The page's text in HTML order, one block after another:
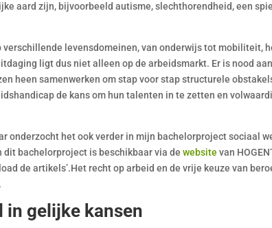
aard zijn, bijvoorbeeld autisme, slechthorendheid, een
levensdomeinen, van onderwijs tot mobiliteit,
ligt dus niet alleen op de arbeidsmarkt. Er is nood
heen samenwerken om stap voor stap structurele
de kans om hun talenten in te zetten en
onderzocht het ook verder in mijn bachelorproject sociaal
dit bachelorproject is beschikbaar via dewebsite van
de artikels’.Het recht op arbeid en de vrije keuze van
in gelijke kansen